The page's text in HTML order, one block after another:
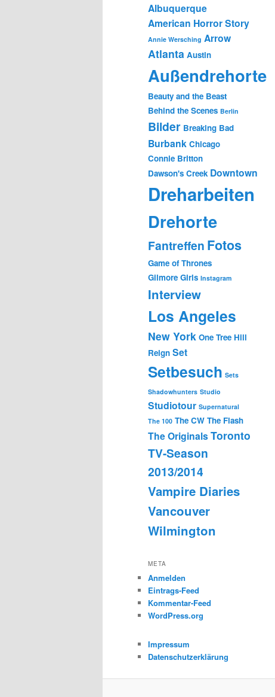
Albuquerque
American Horror Story
Annie Wersching Arrow
Atlanta Austin
Außendrehorte
Beauty and the Beast
Behind the Scenes Berlin
Bilder Breaking Bad
Burbank Chicago
Connie Britton
Dawson's Creek Downtown
Dreharbeiten
Drehorte
Fantreffen Fotos
Game of Thrones
Gilmore Girls Instagram
Interview
Los Angeles
New York One Tree Hill
Reign Set
Setbesuch Sets
Shadowhunters Studio
Studiotour Supernatural
The 100 The CW The Flash
The OriginalsToronto
TV-Season
2013/2014
Vampire Diaries
Vancouver
Wilmington
META
Anmelden
Eintrags-Feed
Kommentar-Feed
WordPress.org
Impressum
Datenschutzerklärung